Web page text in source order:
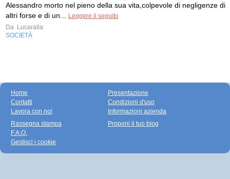
Alessandro morto nel pieno della sua vita,colpevole di negligenze di
altri forse e di un... Leggere il seguito
Da Lucaralla
SOCIETÀ
Home
Contatti
Lavora con noi
Presentazione
Condizioni d'uso
Informazioni azienda
Rassegna stampa
F.A.Q.
Gestisci i cookie
Proponi il tuo blog